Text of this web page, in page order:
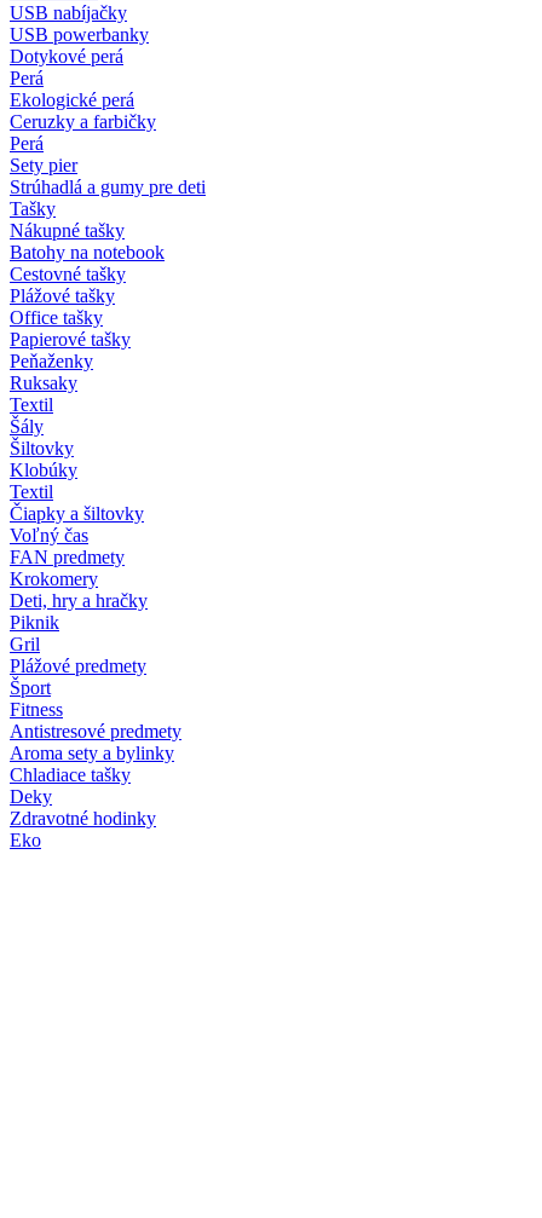
USB nabíjačky
USB powerbanky
Dotykové perá
Perá
Ekologické perá
Ceruzky a farbičky
Perá
Sety pier
Strúhadlá a gumy pre deti
Tašky
Nákupné tašky
Batohy na notebook
Cestovné tašky
Plážové tašky
Office tašky
Papierové tašky
Peňaženky
Ruksaky
Textil
Šály
Šiltovky
Klobúky
Textil
Čiapky a šiltovky
Voľný čas
FAN predmety
Krokomery
Deti, hry a hračky
Piknik
Gril
Plážové predmety
Šport
Fitness
Antistresové predmety
Aroma sety a bylinky
Chladiace tašky
Deky
Zdravotné hodinky
Eko